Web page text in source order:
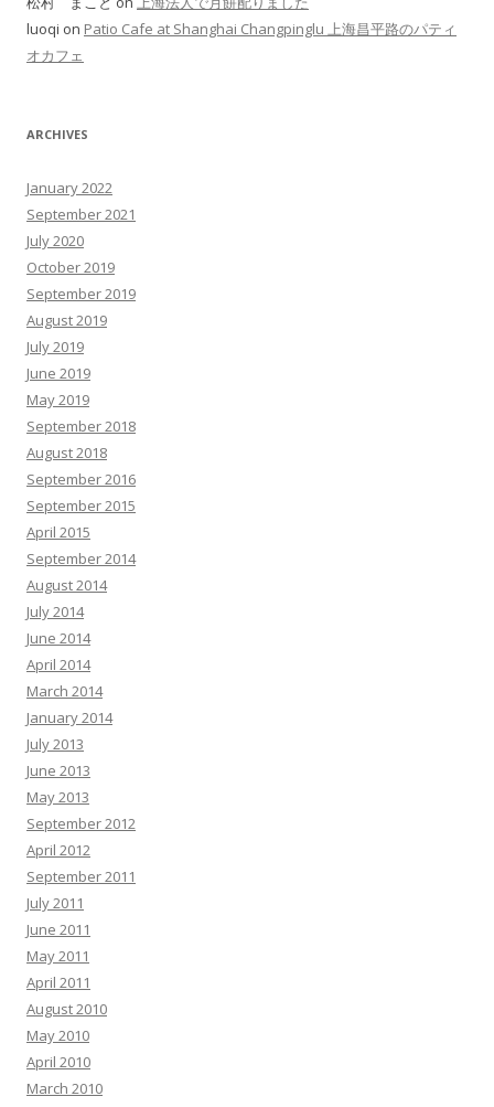
luoqi on Patio Cafe at Shanghai Changpinglu 上海昌平路のパティ
オカフェ
ARCHIVES
January 2022
September 2021
July 2020
October 2019
September 2019
August 2019
July 2019
June 2019
May 2019
September 2018
August 2018
September 2016
September 2015
April 2015
September 2014
August 2014
July 2014
June 2014
April 2014
March 2014
January 2014
July 2013
June 2013
May 2013
September 2012
April 2012
September 2011
July 2011
June 2011
May 2011
April 2011
August 2010
May 2010
April 2010
March 2010